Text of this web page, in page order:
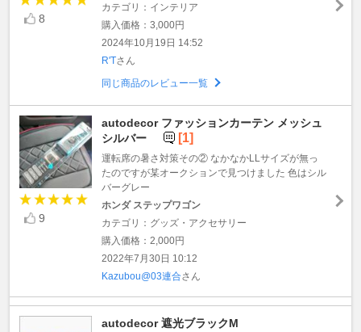
8
カテゴリ：インテリア
購入価格：3,000円
2024年10月19日 14:52
R'Tさん
同じ商品のレビュー一覧
9
autodecor ファッションカーテン メッシュ
シルバー
[1]
運転席の暑さ対策その② なかなかLLサイズが無っ
たのですが某オークションで見つけました 色はシル
バーグレー
ホンダ ステップワゴン
カテゴリ：グッズ・アクセサリー
購入価格：2,000円
2022年7月30日 10:12
Kazubou@03連合さん
autodecor 遮光ブラックM